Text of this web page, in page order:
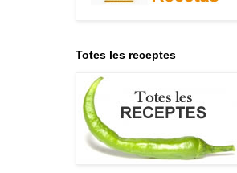
Totes les receptes